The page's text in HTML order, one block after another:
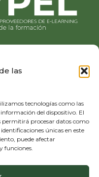
las
tecnologías como las
del dispositivo. El
permitirá procesar datos como
únicas en este
puede afectar
funciones.